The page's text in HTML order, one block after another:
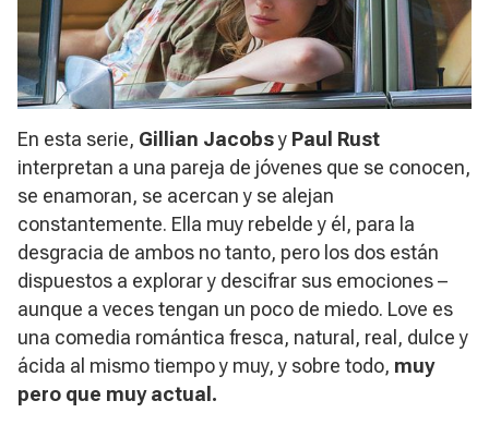
En esta serie, Gillian Jacobsy Paul Rust
interpretan a una pareja de jóvenes que se conocen,
se enamoran, se acercan y se alejan
constantemente. Ella muy rebelde y él, para la
desgracia de ambos no tanto, pero los dos están
dispuestos a explorar y descifrar sus emociones –
aunque a veces tengan un poco de miedo. Love es
una comedia romántica fresca, natural, real, dulce y
ácida al mismo tiempo y muy, y sobre todo, muy
pero que muy actual.